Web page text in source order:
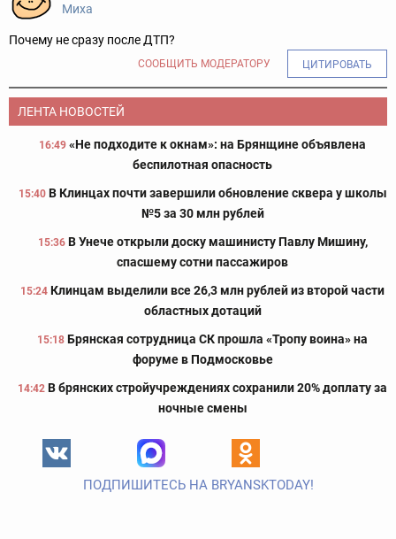
Миха
Почему не сразу после ДТП?
СООБЩИТЬ МОДЕРАТОРУ ЦИТИРОВАТЬ
ЛЕНТА НОВОСТЕЙ
16:49 «Не подходите к окнам»: на Брянщине объявлена
беспилотная опасность
15:40 В Клинцах почти завершили обновление сквера у школы
№5 за 30 млн рублей
15:36 В Унече открыли доску машинисту Павлу Мишину,
спасшему сотни пассажиров
15:24 Клинцам выделили все 26,3 млн рублей из второй части
областных дотаций
15:18 Брянская сотрудница СК прошла «Тропу воина» на
форуме в Подмосковье
14:42 В брянских стройучреждениях сохранили 20% доплату за
ночные смены
ПОДПИШИТЕСЬ НА BRYANSKTODAY!